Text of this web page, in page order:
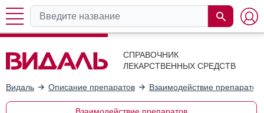
СПРАВОЧНИК
ЛЕКАРСТВЕННЫХ СРЕДСТВ
Видаль Описание препаратов Взаимодействие препаратов